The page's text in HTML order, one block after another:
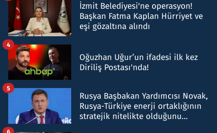
İzmit Belediyesi'ne operasyon!
Başkan Fatma Kaplan Hürriyet ve
eşi gözaltına alındı
Oğuzhan Uğur’un ifadesi ilk kez
Diriliş Postası'nda!
4
Rusya Başbakan Yardımcısı Novak,
Rusya-Türkiye enerji ortaklığının
stratejik nitelikte olduğunu
5